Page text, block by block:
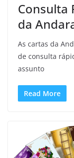
Consulta
da
As cartas da
de consulta
assunto
Read More